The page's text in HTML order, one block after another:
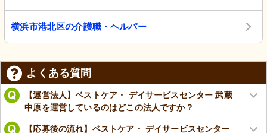
横浜市港北区の介護職・ヘルパー
よくある質問
【運営法人】ベストケア・ デイサービスセンター 武蔵
中原を運営しているのはどこの法人ですか？
【応募後の流れ】ベストケア・ デイサービスセンター